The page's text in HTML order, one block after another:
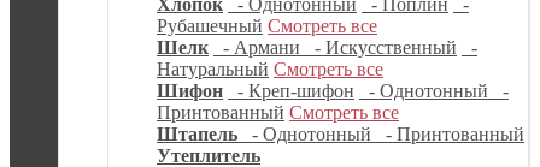
Хлопок
- Однотонный - Поплин
-
Рубашечный Смотреть все
Шелк
- Армани - Искусственный
-
Натуральный Смотреть все
Шифон
- Креп-шифон - Однотонный
-
Принтованный Смотреть все
Штапель
- Однотонный
- Принтованный
Утеплитель